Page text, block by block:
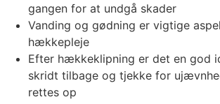
gangen for at undgå skader
Vanding og gødning er vigtige
hækkepleje
Efter hækkeklipning er det en god
skridt tilbage og tjekke for
rettes op